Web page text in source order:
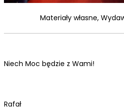
Materiały własne,
Niech Moc będzie z Wami!
Rafał